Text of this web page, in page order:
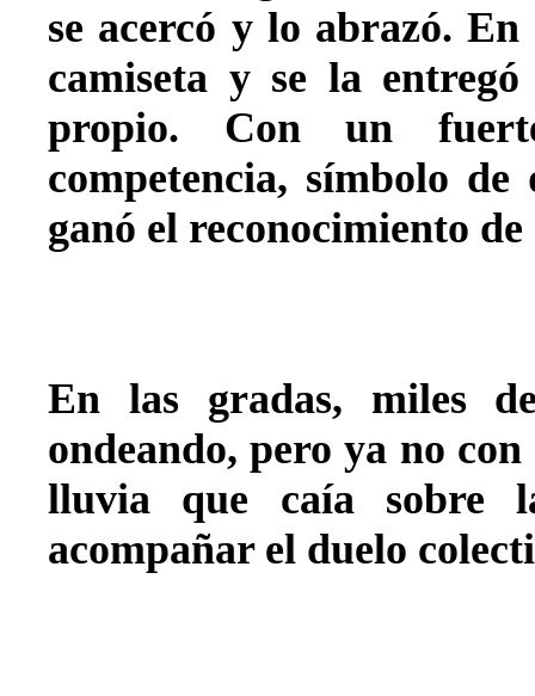
se acercó y lo abrazó.
camiseta y se la
propio. Con un
competencia, símbolo
ganó el reconocimiento
En las gradas, miles
ondeando, pero ya no
lluvia que caía sobre
acompañar el duelo